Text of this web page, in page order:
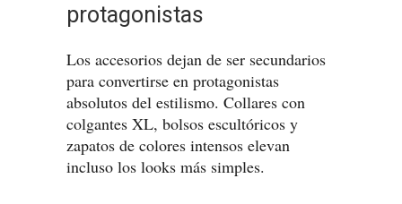
protagonistas
Los accesorios dejan de ser secundarios
para convertirse en protagonistas
absolutos del estilismo. Collares con
colgantes XL, bolsos escultóricos y
zapatos de colores intensos elevan
incluso los looks más simples.